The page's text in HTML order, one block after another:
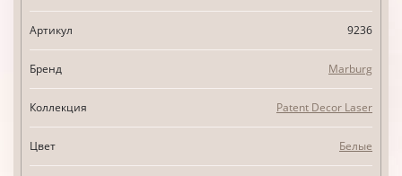
Артикул 9236
Бренд Marburg
Коллекция Patent Decor Laser
Цвет Белые